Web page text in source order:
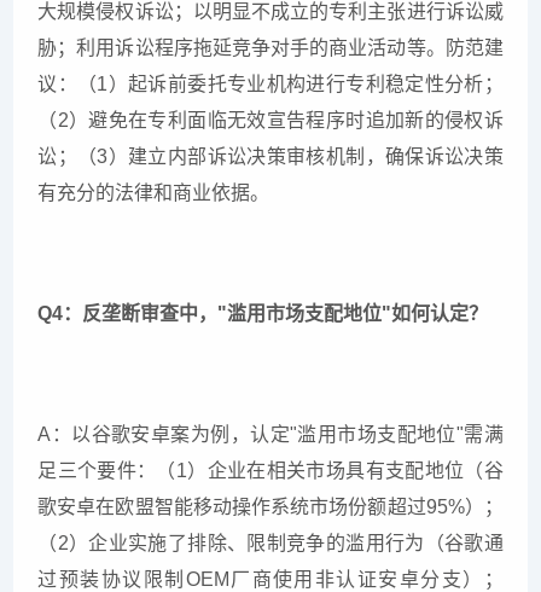
大规模侵权诉讼；以明显不成立的专利主张进行诉讼威
胁；利用诉讼程序拖延竞争对手的商业活动等。防范建
议：（1）起诉前委托专业机构进行专利稳定性分析；
（2）避免在专利面临无效宣告程序时追加新的侵权诉
讼；（3）建立内部诉讼决策审核机制，确保诉讼决策
有充分的法律和商业依据。
Q4：反垄断审查中，"滥用市场支配地位"如何认定？
A：以谷歌安卓案为例，认定"滥用市场支配地位"需满
足三个要件：（1）企业在相关市场具有支配地位（谷
歌安卓在欧盟智能移动操作系统市场份额超过95%）；
（2）企业实施了排除、限制竞争的滥用行为（谷歌通
过预装协议限制OEM厂商使用非认证安卓分支）；